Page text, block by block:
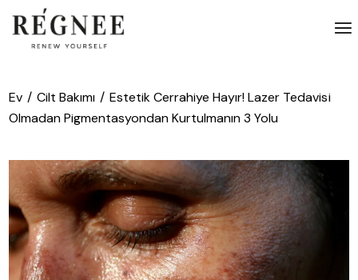
atla
Ev Cilt Bakımı
Estetik Cerrahiye Hayır! Lazer Tedavisi
Olmadan Pigmentasyondan Kurtulmanın 3 Yolu